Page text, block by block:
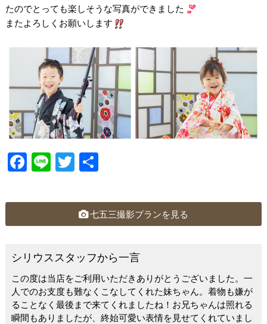
たのでとっても楽しそうな写真ができました
またよろしくお願いします
F
c
o
o
k
Li
e
T
tt
er七五三撮影プランを見る
シリウススタッフから一言
この度は当店をご利用いただきありがとうございました。一
人でのお支度も難なくこなしてくれた妹ちゃん。着物も嫌が
ることなく最後まで来てくれましたね！お兄ちゃんは照れる
瞬間もありましたが、終始可愛い表情を見せてくれていまし